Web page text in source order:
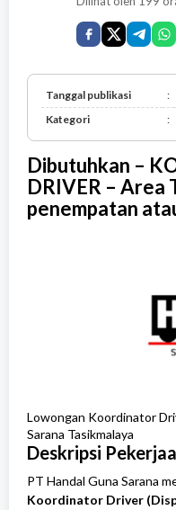
Tanggal publikasi :
Kategori
:
Dibutuhkan –
DRIVER – Area
penempatan
Lowongan Koordinator
Sarana Tasikmalaya
Deskripsi
PT Handal Guna Sarana
Koordinator Driver